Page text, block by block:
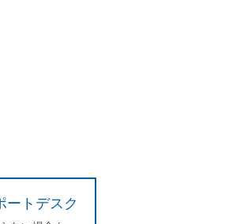
ートデスク